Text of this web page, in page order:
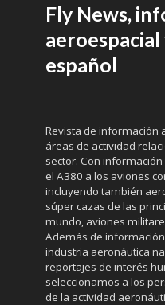
Fly News,
español
Revista de información
áreas de actividad
sector. Con
el A380 a los aviones
incluyendo también
súper cazas de las
mundo, aviones
Además de
industria aeronáutica
reportajes de interés
seleccionamos a los
de la actividad